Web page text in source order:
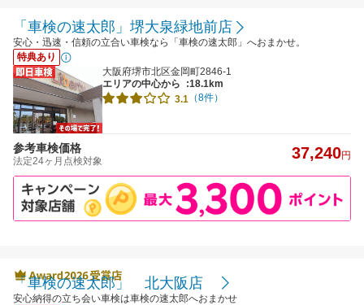
「車検の速太郎」堺大泉緑地前店
安心・迅速・信頼の立合い車検なら「車検の速太郎」へおまかせ。
特典あり
大阪府堺市北区金岡町2846-1
エリアの中心から
:18.1km
3.1 （8件）
参考車検価格
法定24ヶ月点検対象 37,240円
「車検の速太郎」 北大阪店
安心納得の立ち会い車検は車検の速太郎へおまかせ